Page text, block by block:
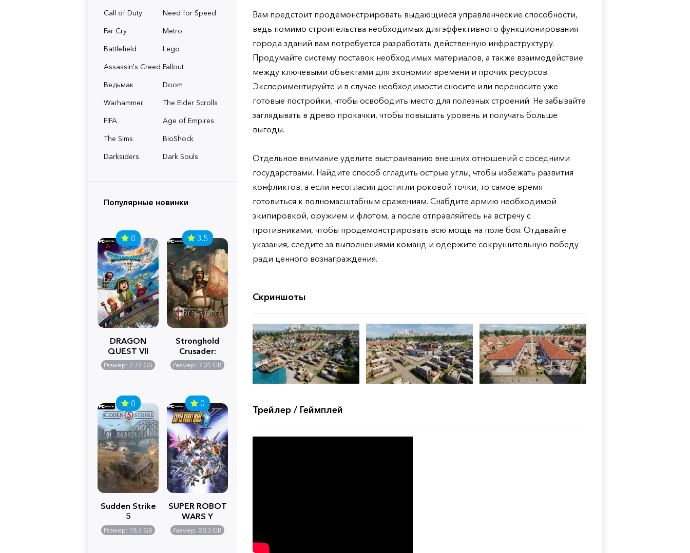
Call of Duty
Need for Speed
Far Cry
Metro
Battlefield
Lego
Assassin's Creed Fallout
Ведьмак
Doom
Warhammer
The Elder Scrolls
FIFA
Age of Empires
The Sims
BioShock
Darksiders
Dark Souls
Популярные новинки
0
DRAGON
QUEST VII
Reimagined
Размер: 7.77 GB
3.5
Stronghold
Crusader:
Definitive
Edition
Размер: 7.31 GB
0
Sudden Strike
5
Размер: 18.3 GB
0
SUPER ROBOT
WARS Y
Размер: 20.3 GB
Вам предстоит продемонстрировать выдающиеся управленческие способности,
ведь помимо строительства необходимых для эффективного функционирования
города зданий вам потребуется разработать действенную инфраструктуру.
Продумайте систему поставок необходимых материалов, а также взаимодействие
между ключевыми объектами для экономии времени и прочих ресурсов.
Экспериментируйте и в случае необходимости сносите или переносите уже
готовые постройки, чтобы освободить место для полезных строений. Не забывайте
заглядывать в древо прокачки, чтобы повышать уровень и получать больше
выгоды.
Отдельное внимание уделите выстраиванию внешних отношений с соседними
государствами. Найдите способ сгладить острые углы, чтобы избежать развития
конфликтов, а если несогласия достигли роковой точки, то самое время
готовиться к полномасштабным сражениям. Снабдите армию необходимой
экипировкой, оружием и флотом, а после отправляйтесь на встречу с
противниками, чтобы продемонстрировать всю мощь на поле боя. Отдавайте
указания, следите за выполнениями команд и одержите сокрушительную победу
ради ценного вознаграждения.
Скриншоты
Трейлер / Геймплей